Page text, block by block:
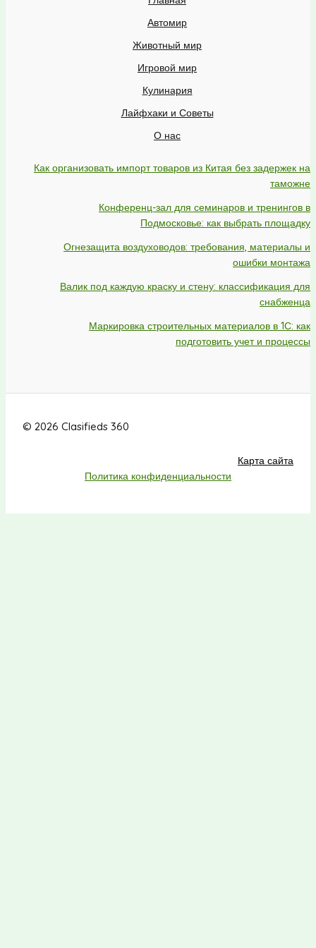
Автомир
Животный мир
Игровой мир
Кулинария
Лайфхаки и Советы
О нас
Как организовать импорт товаров из Китая без задержек на
таможне
Конференц-зал для семинаров и тренингов в
Подмосковье: как выбрать площадку
Огнезащита воздуховодов: требования, материалы и
ошибки монтажа
Валик под каждую краску и стену: классификация для
снабженца
Маркировка строительных материалов в 1С: как
подготовить учет и процессы
© 2026 Clasifieds 360
Карта сайта
Политика конфиденциальности